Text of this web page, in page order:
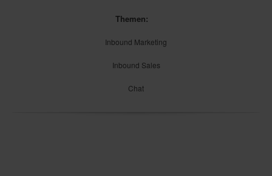
Themen:
Inbound Marketing
Inbound Sales
Chat